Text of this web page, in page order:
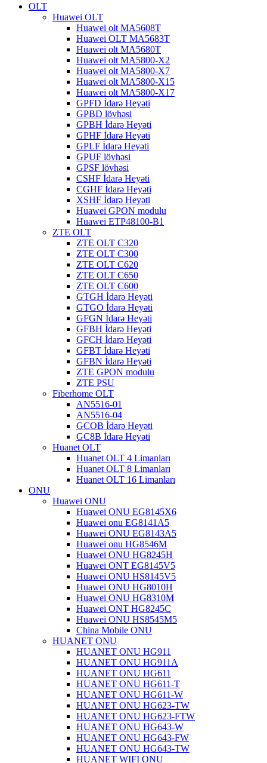
OLT
Huawei OLT
Huawei olt MA5608T
Huawei OLT MA5683T
Huawei olt MA5680T
Huawei olt MA5800-X2
Huawei olt MA5800-X7
Huawei olt MA5800-X15
Huawei olt MA5800-X17
GPFD İdarə Heyəti
GPBD lövhəsi
GPBH İdarə Heyəti
GPHF İdarə Heyəti
GPLF İdarə Heyəti
GPUF lövhəsi
GPSF lövhəsi
CSHF İdarə Heyəti
CGHF İdarə Heyəti
XSHF İdarə Heyəti
Huawei GPON modulu
Huawei ETP48100-B1
ZTE OLT
ZTE OLT C320
ZTE OLT C300
ZTE OLT C620
ZTE OLT C650
ZTE OLT C600
GTGH İdarə Heyəti
GTGO İdarə Heyəti
GFGN İdarə Heyəti
GFBH İdarə Heyəti
GFCH İdarə Heyəti
GFBT İdarə Heyəti
GFBN İdarə Heyəti
ZTE GPON modulu
ZTE PSU
Fiberhome OLT
AN5516-01
AN5516-04
GCOB İdarə Heyəti
GC8B İdarə Heyəti
Huanet OLT
Huanet OLT 4 Limanları
Huanet OLT 8 Limanları
Huanet OLT 16 Limanları
ONU
Huawei ONU
Huawei ONU EG8145X6
Huawei onu EG8141A5
Huawei ONU EG8143A5
Huawei onu HG8546M
Huawei ONU HG8245H
Huawei ONT EG8145V5
Huawei ONU HS8145V5
Huawei ONU HG8010H
Huawei ONU HG8310M
Huawei ONT HG8245C
Huawei ONU HS8545M5
China Mobile ONU
HUANET ONU
HUANET ONU HG911
HUANET ONU HG911A
HUANET ONU HG611
HUANET ONU HG611-T
HUANET ONU HG611-W
HUANET ONU HG623-TW
HUANET ONU HG623-FTW
HUANET ONU HG643-W
HUANET ONU HG643-FW
HUANET ONU HG643-TW
HUANET WIFI ONU